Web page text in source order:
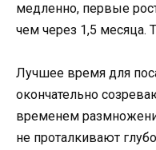
медленно, первые
чем через 1,5 месяца.
Лучшее время для
окончательно
временем
не проталкивают